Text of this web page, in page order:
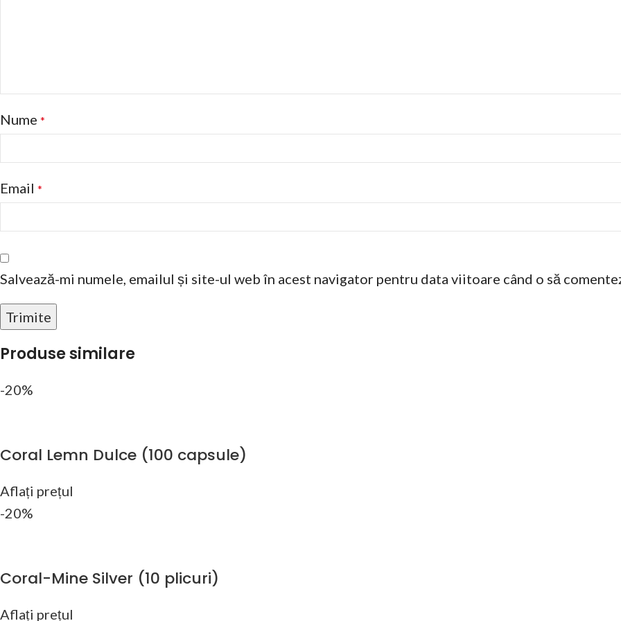
Nume *
Email *
Salvează-mi numele, emailul și site-ul web în acest navigator pentru data viitoare când o să
Produse similare
-20%
Coral Lemn Dulce (100 capsule)
Aflați prețul
-20%
Coral-Mine Silver (10 plicuri)
Aflați prețul